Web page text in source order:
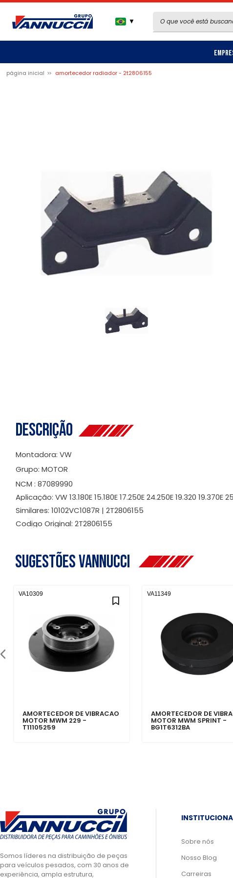
▼
página inicial amortecedor radiador - 2t2806155
Descrição
Montadora: VW
Grupo: MOTOR
NCM : 87089990
Aplicação: VW 13.180E 15.180E 17.250E 24.250E 19.320 19.370E
Similares: 10102VC1087R | 2T2806155
Codigo Original: 2T2806155
Sugestões Vannucci
AMORTECEDOR DE VIBRACAO
MOTOR MWM 229 -
T11105259
VA10309
AMORTECEDOR DE
MOTOR MWM SPRINT -
BG1T6312BA
VA11349
Somos líderes na distribuição de peças
para veículos pesados, com 30 anos de
experiência, ampla estrutura,
Sobre nós
Nosso Blog
Carreiras